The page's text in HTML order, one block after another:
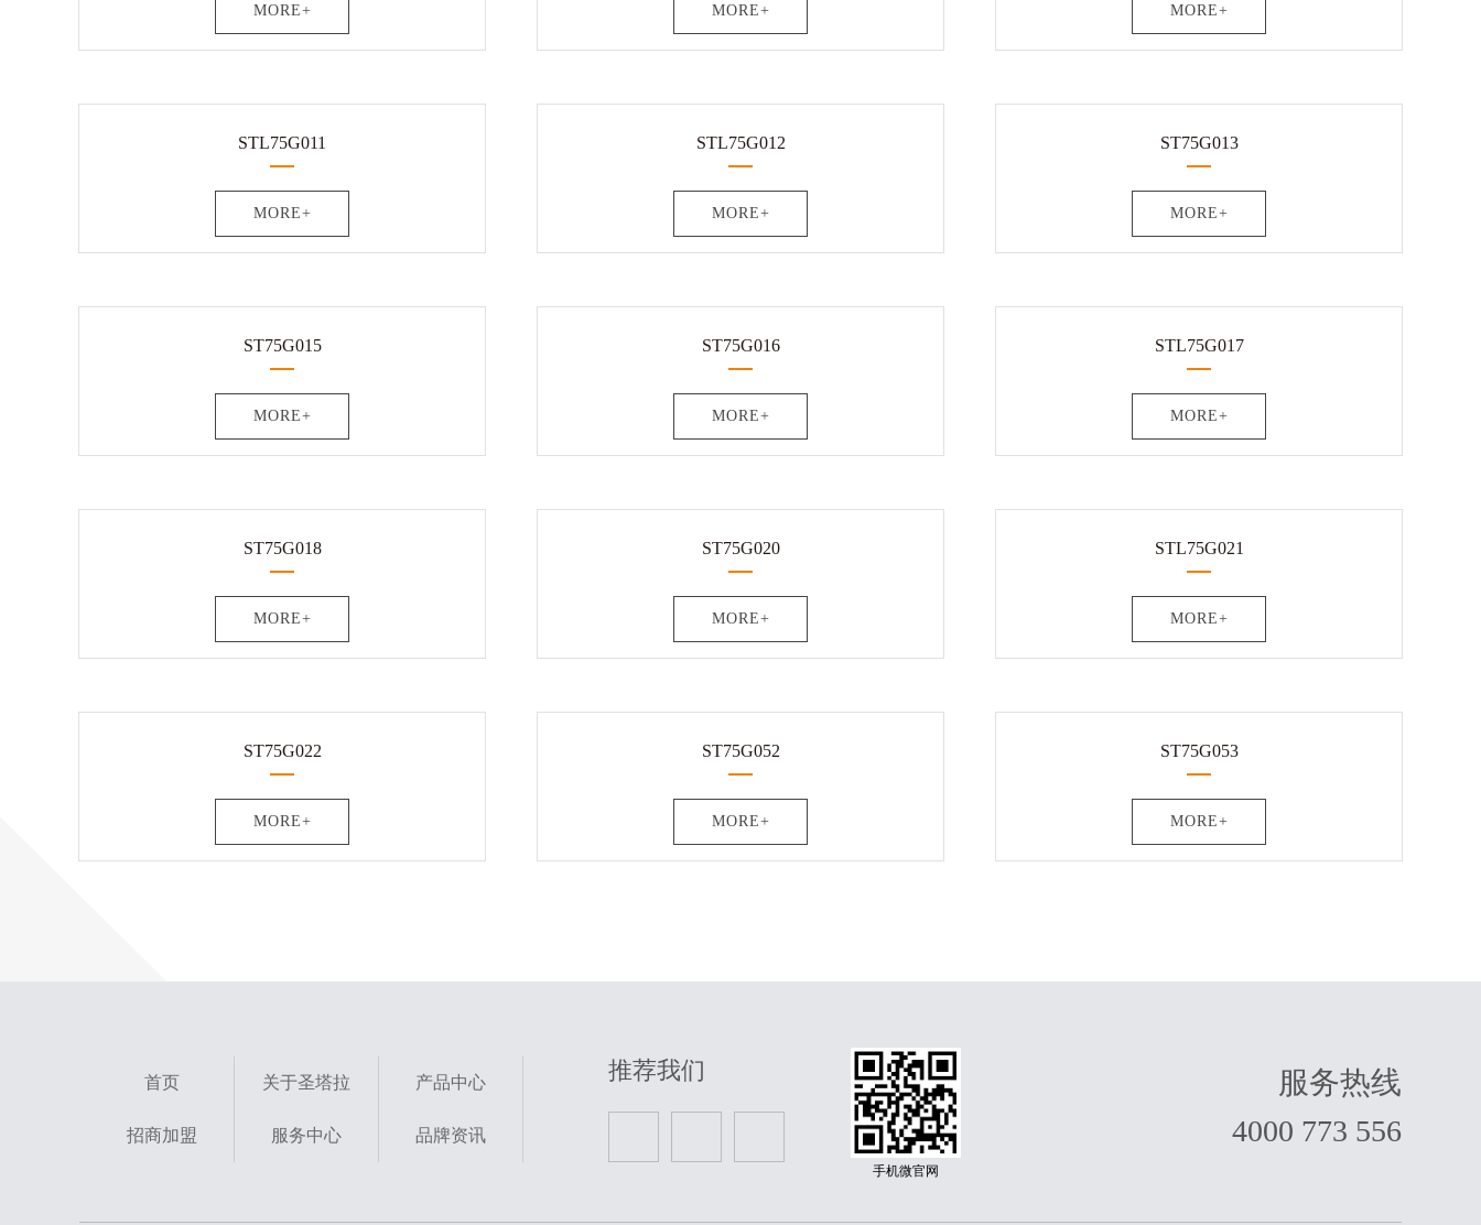
MORE+ MORE+ MORE+
STL75G011
MORE+
STL75G012
MORE+
ST75G013
MORE+
ST75G015
MORE+
ST75G016
MORE+
STL75G017
MORE+
ST75G018
MORE+
ST75G020
MORE+
STL75G021
MORE+
ST75G022
MORE+
ST75G052
MORE+
ST75G053
MORE+
推荐我们
首页 关于圣塔拉 产品中心
招商加盟 服务中心 品牌资讯
手机微官网
服务热线
4000 773 556